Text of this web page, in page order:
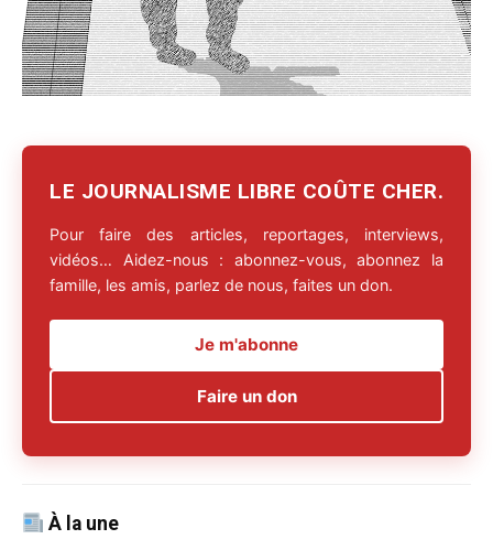
LE JOURNALISME LIBRE COÛTE CHER.
Pour faire des articles, reportages, interviews,
vidéos… Aidez-nous : abonnez-vous, abonnez la
famille, les amis, parlez de nous, faites un don.
Je m'abonne
Faire un don
À la une